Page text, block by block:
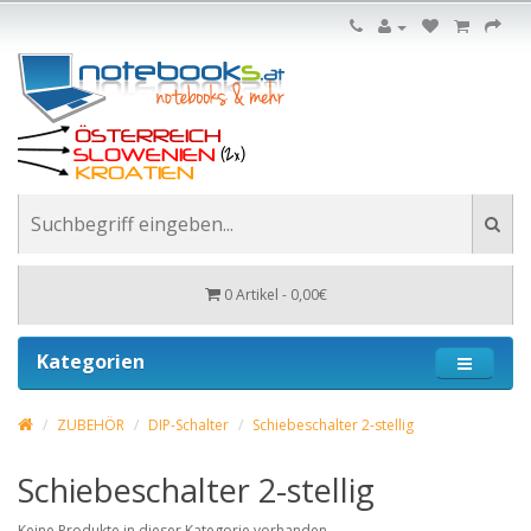
0 Artikel - 0,00€
Kategorien
ZUBEHÖR DIP-Schalter Schiebeschalter 2-stellig
Schiebeschalter 2-stellig